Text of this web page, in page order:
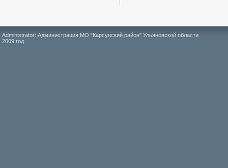
Administrator: Администрация МО "Карсунский район" Ульяновской области
2009 год